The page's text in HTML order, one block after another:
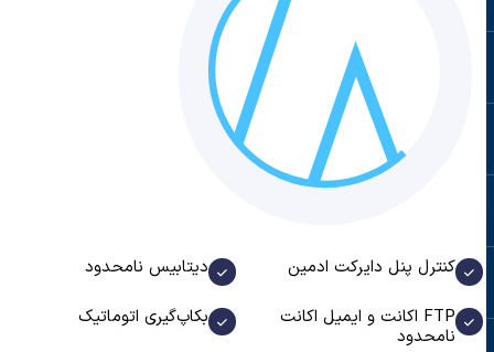
کنترل پنل دایرکت ادمین
دیتابیس نامحدود
FTP اکانت و ایمیل اکانت
نامحدود
بکاپ‌گیری اتوماتیک